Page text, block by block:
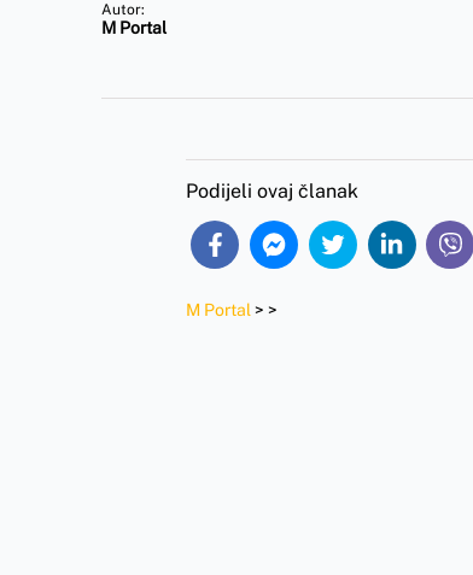
Autor:
M Portal
Podijeli ovaj članak
M Portal > >